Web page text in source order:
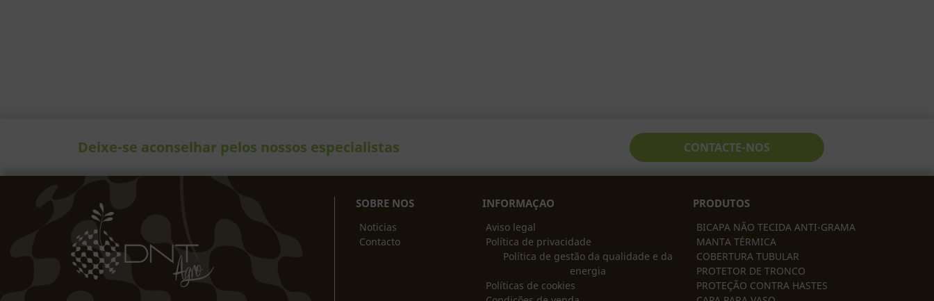
Deixe-se aconselhar pelos nossos especialistas CONTACTE-NOS
SOBRE NOS
Noticias
Contacto
INFORMAÇAO
Aviso legal
Política de privacidade
Política de gestão da qualidade e da
energia
Políticas de cookies
PRODUTOS
BICAPA NÃO TECIDA ANTI-GRAMA
MANTA TÉRMICA
COBERTURA TUBULAR
PROTETOR DE TRONCO
PROTEÇÃO CONTRA HASTES